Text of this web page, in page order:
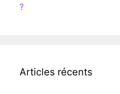
?
Articles récents